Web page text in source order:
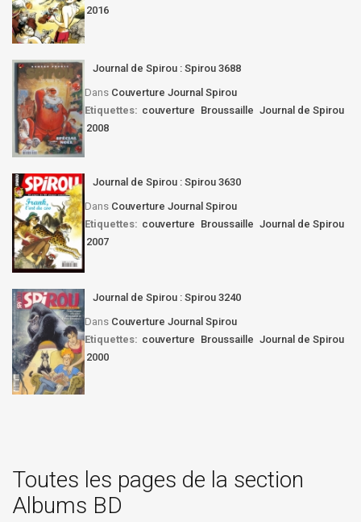
2016
Journal de Spirou : Spirou 3688
Dans Couverture Journal Spirou
Etiquettes: couverture Broussaille Journal de Spirou
2008
Journal de Spirou : Spirou 3630
Dans Couverture Journal Spirou
Etiquettes: couverture Broussaille Journal de Spirou
2007
Journal de Spirou : Spirou 3240
Dans Couverture Journal Spirou
Etiquettes: couverture Broussaille Journal de Spirou
2000
Toutes les pages de la section
Albums BD